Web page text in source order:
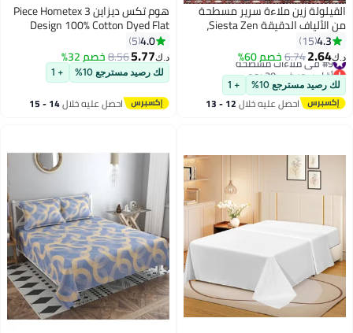
6
القيلولة زين ملاءة سرير مسطحة
من الألياف الدقيقة Siesta Zen،
ناعمة للغاية وجيدة التهوية، خفيفة
الوزن، مقاومة للتجاعيد ومتينة،
بجودة فنادق، سهلة العناية،
للاستخدام في جميع المواسم
(فردي/مزدوج/كوين/كينج)
4.3
15
د.ك‏2.64
6.74خصم 60% #9 في ملاءات مسطحة
أقل سعر في 30 يوم
#9 في ملاءات مسطحة
لك رصيد مسترجع 10% + 1
احصل عليه خلال 12 - 13
هوم تكس ديزاين 3 Piece Hometex
Design 100% Cotton Dyed Flat
Sheet Set MICROCHIP - 1 Flat
Sheet (240x260 cm) + 2 Pillow
Covers (50x80 cm)
4.0
5
د.ك‏5.77
8.56خصم 32%
لك رصيد مسترجع 10% + 1
احصل عليه خلال 14 - 15